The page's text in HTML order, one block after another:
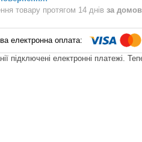
товару протягом 14 днів за
підключені електронні платежі.